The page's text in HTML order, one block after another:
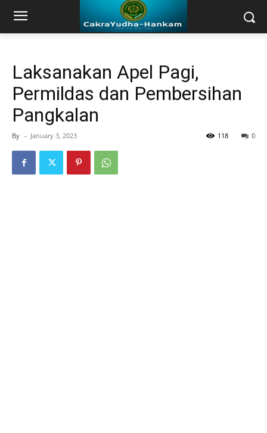
Laksanakan Apel Pagi,
Permildas dan Pembersihan
Pangkalan
By - January 3, 2023 0
118